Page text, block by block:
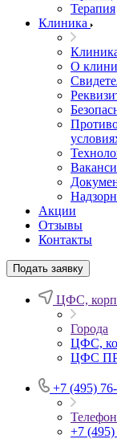
Терапия
Клиника
О
Акции
Отзывы
Контакты
Подать заявку
ЦФС,
Города
ЦФС,
ЦФС
+7 (495)
+7